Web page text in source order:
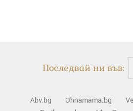
Последвай ни във:
Abv.bg Ohnamama.bg